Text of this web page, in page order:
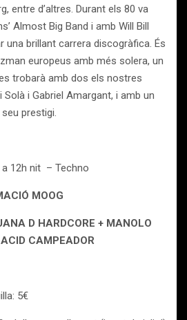
entre d’altres. Durant els 80 va
Almost Big Band i amb Will Bill
una brillant carrera discogràfica. És
europeus amb més solera, un
trobarà amb dos els nostres
i Gabriel Amargant, i amb un
prestigi.
a 12h nit – Techno
MOOG
D HARDCORE + MANOLO
CAMPEADOR
5€